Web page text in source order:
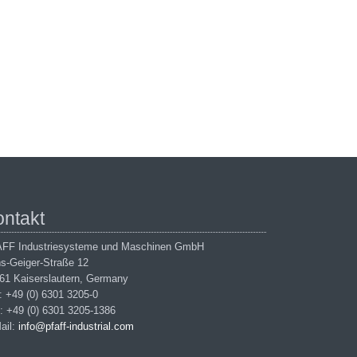
Industriesysteme und Maschinen GmbH
Geiger-Straße 12
Kaiserslautern, Germany
+49 (0) 6301 3205-0
+49 (0) 6301 3205-1386
info@pfaff-industrial.com